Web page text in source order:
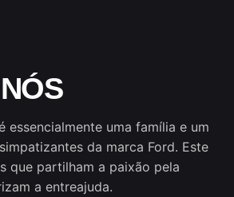
essencialmente uma família e um
da marca Ford. Este
que partilham a paixão pela
a entreajuda.